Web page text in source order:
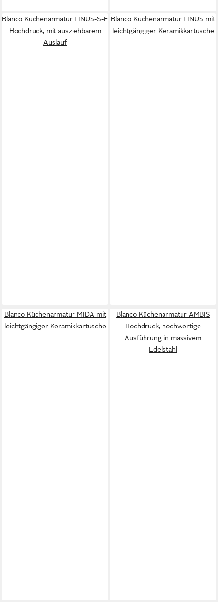
Blanco Küchenarmatur LINUS-S-F
Hochdruck, mit ausziehbarem
Auslauf
Blanco Küchenarmatur LINUS mit
leichtgängiger Keramikkartusche
Blanco Küchenarmatur MIDA mit
leichtgängiger Keramikkartusche
Blanco Küchenarmatur AMBIS
Hochdruck, hochwertige
Ausführung in massivem
Edelstahl